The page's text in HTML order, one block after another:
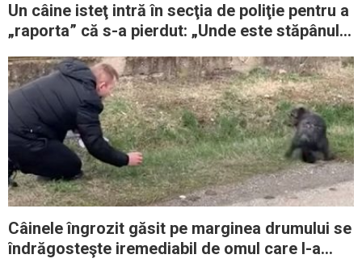
Un câine isteţ intră în secţia de poliţie pentru a
„raporta” că s-a pierdut: „Unde este stăpânul
Câinele îngrozit găsit pe marginea drumului se
îndrăgosteşte iremediabil de omul care l-a